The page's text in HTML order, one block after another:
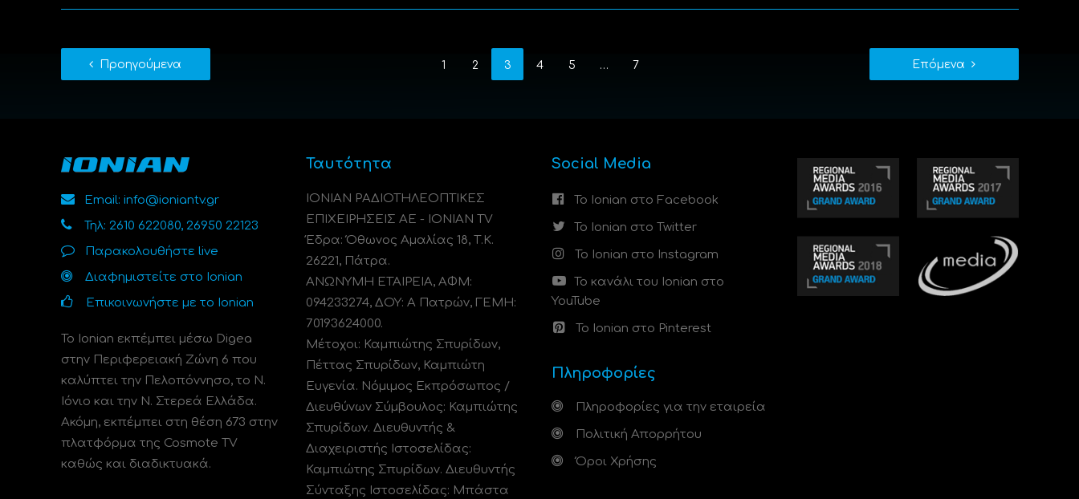
Προηγούμενα 1 2 3 4 5 … 7 Επόμενα
Email: info@ioniantv.gr
Τηλ: 2610 622080, 26950 22123
Παρακολουθήστε live
Διαφημιστείτε στο Ionian
Επικοινωνήστε με το Ionian
Το Ionian εκπέμπει μέσω Digea
στην Περιφερειακή Ζώνη 6 που
καλύπτει την Πελοπόννησο, το N.
Ιόνιο και την Ν. Στερεά Ελλάδα.
Ακόμη, εκπέμπει στη θέση 673 στην
πλατφόρμα της Cosmote TV
καθώς και διαδικτυακά.
Ταυτότητα
ΙΟΝΙΑΝ ΡΑΔΙΟΤΗΛΕΟΠΤΙΚΕΣ
ΕΠΙΧΕΙΡΗΣΕΙΣ ΑΕ - IONIAN TV
Έδρα: Όθωνος Αμαλίας 18, Τ.Κ.
26221, Πάτρα.
ΑΝΩΝΥΜΗ ΕΤΑΙΡΕΙΑ, ΑΦΜ:
094233274, ΔΟΥ: A Πατρών, ΓΕΜΗ:
70193624000.
Μέτοχοι: Καμπιώτης Σπυρίδων,
Πέττας Σπυρίδων, Καμπιώτη
Ευγενία. Νόμιμος Εκπρόσωπος /
Διευθύνων Σύμβουλος: Καμπιώτης
Σπυρίδων. Διευθυντής &
Διαχειριστής Ιστοσελίδας:
Καμπιώτης Σπυρίδων. Διευθυντής
Σύνταξης Ιστοσελίδας: Μπάστα
Social Media
Το Ionian στο Facebook
Το Ionian στο Twitter
Το Ionian στο Instagram
Το κανάλι του Ionian στο
YouTube
Το Ionian στο Pinterest
Πληροφορίες
Πληροφορίες για την εταιρεία
Πολιτική Απορρήτου
Όροι Χρήσης